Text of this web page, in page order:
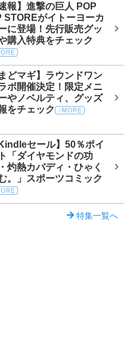
速報】進撃の巨人 POP
STOREがイトーヨーカ
に登場！先行販売グッ
購入特典をチェック
まどマギ】ラウンドワン
ボ開催決定！限定メニ
やノベルティ、グッズ
をチェック
Kindleセール】50％ポイ
「ダイヤモンドの功
灼熱カバディ・ひゃく
。」スポーツコミック
特集一覧へ